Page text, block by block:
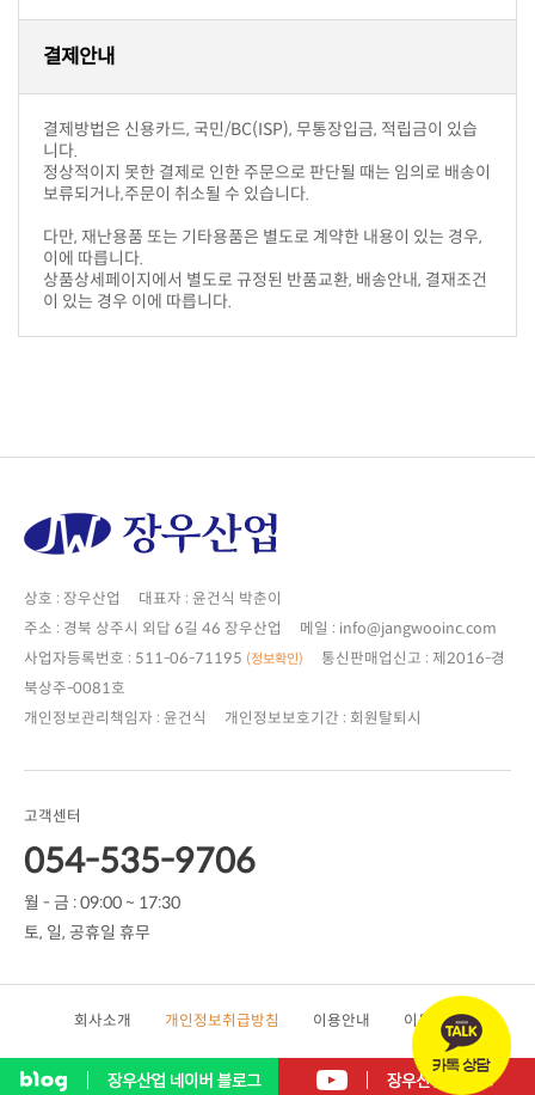
결제안내
니다.
보류되거나,주문이 취소될 수 있습니다.
이에 따릅니다.
이 있는 경우 이에 따릅니다.
상호 : 장우산업 대표자 : 윤건식 박춘이
주소 : 경북 상주시 외답 6길 46 장우산업 메일 : info@jangwooinc.com
사업자등록번호 : 511-06-71195 (정보확인)
북상주-0081호
개인정보관리책임자 : 윤건식 개인정보보호기간 : 회원탈퇴시
고객센터
054-535-9706
월 - 금 : 09:00 ~ 17:30
토, 일, 공휴일 휴무
회사소개 개인정보취급방침 이용안내 이용약관